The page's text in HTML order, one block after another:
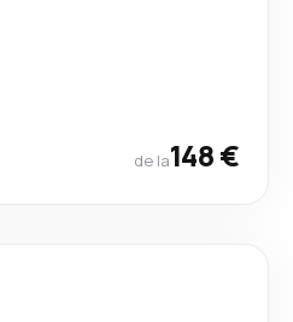
de la148 €